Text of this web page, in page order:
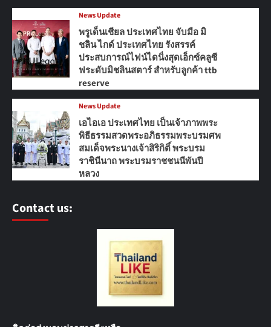
News Update
พรูเด็นเชียล ประเทศไทย จับมือ มิ
ชลิน ไกด์ ประเทศไทย รังสรรค์
ประสบการณ์ไฟน์ไดนิ่งสุดเอ็กซ์คลูซี
ฟระดับมิชลินสตาร์ สำหรับลูกค้า ttb
reserve
News Update
เอไอเอ ประเทศไทย เป็นเจ้าภาพพระ
พิธีธรรมสวดพระอภิธรรมพระบรมศพ
สมเด็จพระนางเจ้าสิริกิติ์ พระบรม
ราชินีนาถ พระบรมราชชนนีพันปี
หลวง
Contact us: